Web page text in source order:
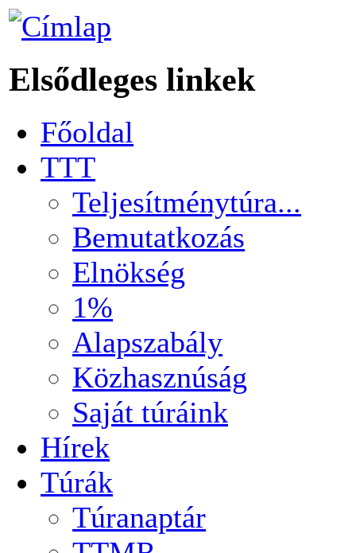
Elsődleges linkek
Főoldal
TTT
Teljesítménytúra...
Bemutatkozás
Elnökség
1%
Alapszabály
Közhasznúság
Saját túráink
Hírek
Túrák
Túranaptár